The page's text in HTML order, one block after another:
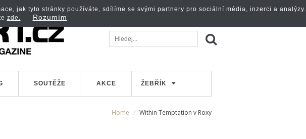
SOUTĚŽE AKCE ŽEBŘÍK
Home Within Temptation v Roxy
jak tyto stránky používáte, sdílíme se svými partnery pro sociální média, inzerci a analýzy.
zde. Rozumím